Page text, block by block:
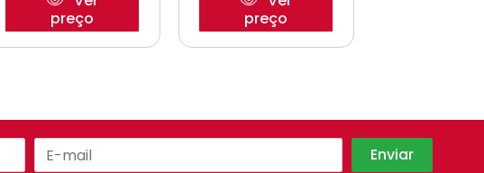
preço
preço